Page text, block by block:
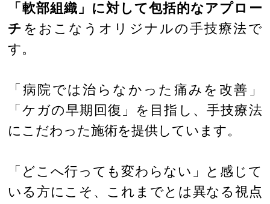
「軟部組織」に対して包括的なアプロー
チ をおこなうオリジナルの手技療法で
す。
「病院では治らなかった痛みを改善」
「ケガの早期回復」を目指し、手技療法
にこだわった施術を提供しています。
「どこへ行っても変わらない」と感じて
いる方にこそ、これまでとは異なる視点